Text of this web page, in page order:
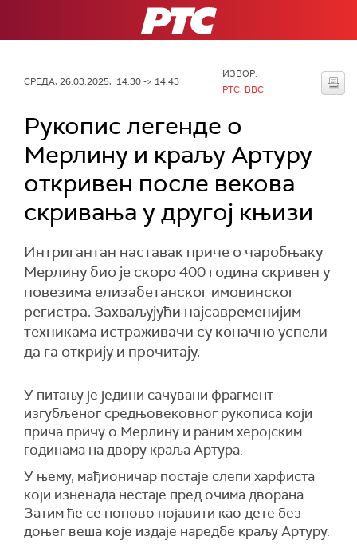
РТС
СРЕДА, 26.03.2025, 14:30 -> 14:43
ИЗВОР:
РТС, BBC
Рукопис легенде о
Мерлину и краљу Артуру
откривен после векова
скривања у другој књизи
Интригантан наставак приче о чаробњаку
Мерлину био је скоро 400 година скривен у
повезима елизабетанског имовинског
регистра. Захваљујући најсавременијим
техникама истраживачи су коначно успели
да га открију и прочитају.
У питању је једини сачувани фрагмент
изгубљеног средњовековног рукописа који
прича причу о Мерлину и раним херојским
годинама на двору краља Артура.
У њему, мађионичар постаје слепи харфиста
који изненада нестаје пред очима дворана.
Затим ће се поново појавити као дете без
доњег веша које издаје наредбе краљу Артуру.